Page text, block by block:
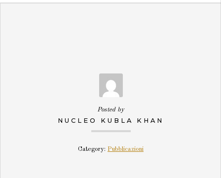
Posted by
NUCLEO KUBLA KHAN
Category: Pubblicazioni